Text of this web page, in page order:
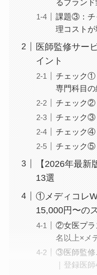
るブラン
課題③：チ
理コストが
医師監修サー
イント
チェック①
専門科目
チェック②
チェック③
チェック④
チェック⑤
【2026年最
13選
①メディコレ
15,000円〜の
②女医プラ
名以上×メ
③医師監修
｜登録医